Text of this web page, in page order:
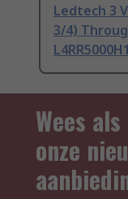
Ledtech 3
3/4)
Wees
onze